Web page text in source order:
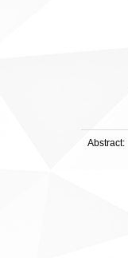
Abstract: